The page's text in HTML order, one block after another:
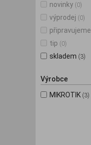
novinky (0)
výprodej (0)
připravujeme
tip (0)
skladem (3)
Výrobce
MIKROTIK (3)